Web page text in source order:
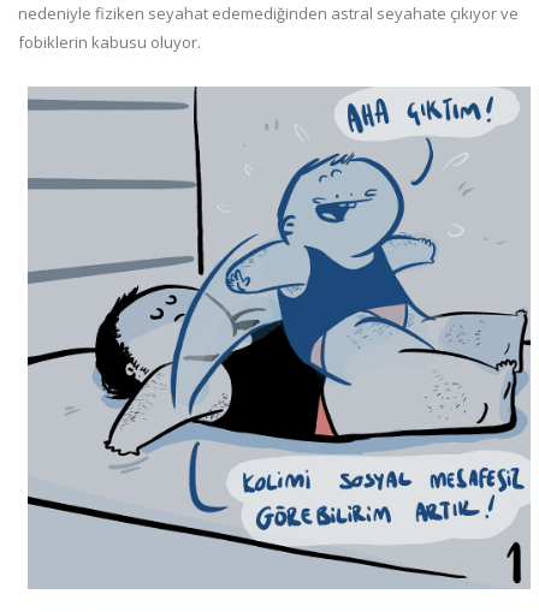
nedeniyle fiziken seyahat edemediğinden astral seyahate çıkıyor ve
fobiklerin kabusu oluyor.